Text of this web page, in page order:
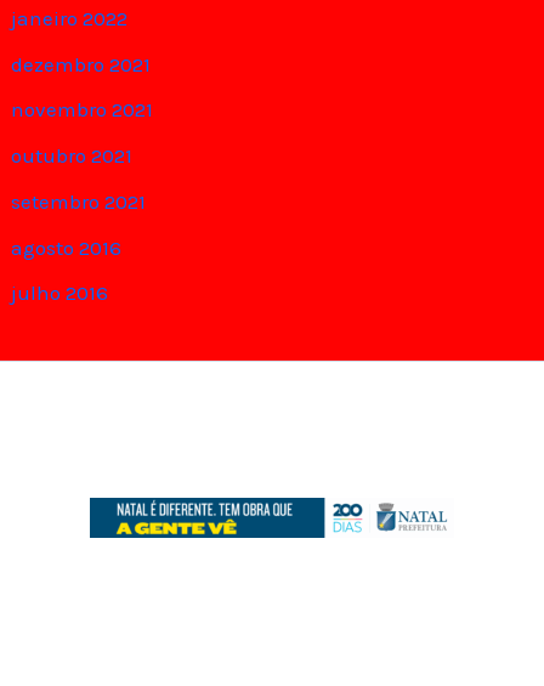
janeiro 2022
dezembro 2021
novembro 2021
outubro 2021
setembro 2021
agosto 2016
julho 2016